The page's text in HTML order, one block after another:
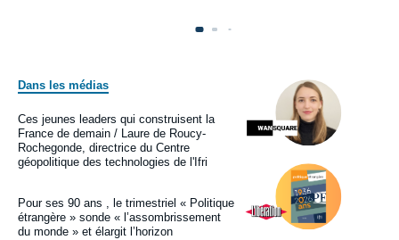
Dans les médias
Logo
Image
principale
médiatique
Ces jeunes leaders qui construisent la
France de demain / Laure de Roucy-
Rochegonde, directrice du Centre
géopolitique des technologies de l'Ifri
Logo
Image
principale
médiatique
Pour ses 90 ans , le trimestriel « Politique
étrangère » sonde « l’assombrissement
du monde » et élargit l’horizon